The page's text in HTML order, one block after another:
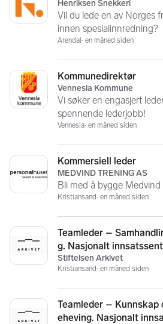
Henriksen Snekkeri
Vil du lede en av Norges
innen spesialinnredning?
Arendal en måned siden
Kommunedirektør
Vennesla Kommune
Vi søker en engasjert
spennende lederjobb!
Vennesla en måned siden
Kommersiell leder
MEDVIND TRENING AS
Bli med å bygge Medvind
Kristiansand en måned siden
Teamleder –
g. Nasjonalt
ekstremisme
Stiftelsen Arkivet
Kristiansand en måned siden
Teamleder – Kunnskap
eheving. Nasjonalt